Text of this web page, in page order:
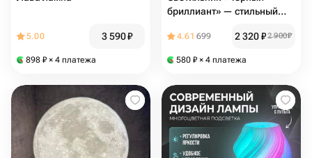
5.00 3 590₽
898 ₽ × 4 платежа
бриллиант» — стильный
4.61 699 2 320₽2 900₽
580 ₽ × 4 платежа